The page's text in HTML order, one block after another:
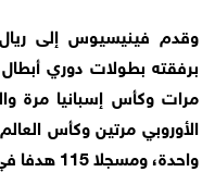
الأوروبي مرتين وكأس
واحدة، ومسجلا 115 هدفا في 364 مباراة.